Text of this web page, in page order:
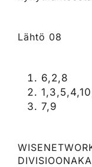
Lähtö 08
6,2,8
7,9